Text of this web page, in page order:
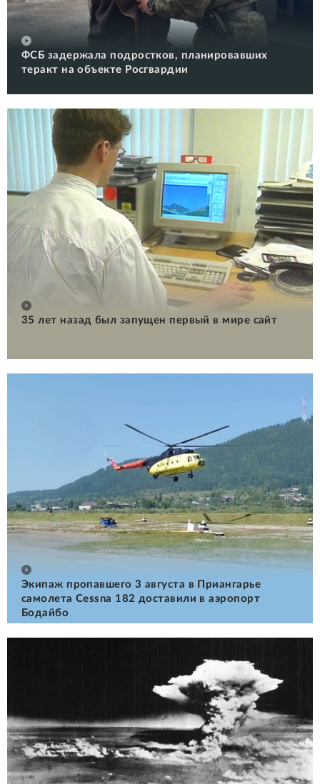
ФСБ задержала подростков, планировавших
теракт на объекте Росгвардии
35 лет назад был запущен первый в мире сайт
Экипаж пропавшего 3 августа в Приангарье
самолета Cessna 182 доставили в аэропорт
Бодайбо